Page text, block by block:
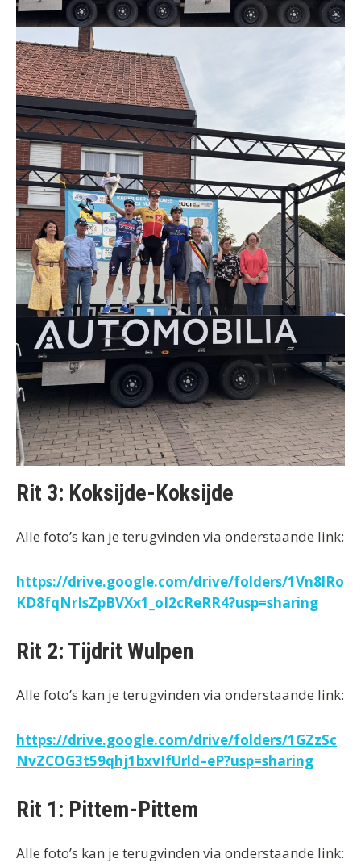
Rit 3: Koksijde-Koksijde
Alle foto’s kan je terugvinden via onderstaande link:
https://drive.google.com/drive/folders/1Vn8lRo
KD8fqNrIsZpBVXx1_oI2cReRR4?usp=sharing
Rit 2: Tijdrit Wulpen
Alle foto’s kan je terugvinden via onderstaande link:
https://drive.google.com/drive/folders/1GZzSc
NvZCOG3t59qhj1bxvIfUrld–eP?usp=sharing
Rit 1: Pittem-Pittem
Alle foto’s kan je terugvinden via onderstaande link: